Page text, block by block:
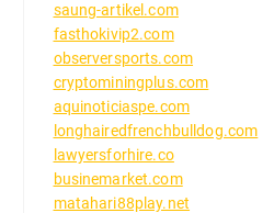
saung-artikel.com
fasthokivip2.com
observersports.com
cryptominingplus.com
aquinoticiaspe.com
longhairedfrenchbulldog.com
lawyersforhire.co
businemarket.com
matahari88play.net